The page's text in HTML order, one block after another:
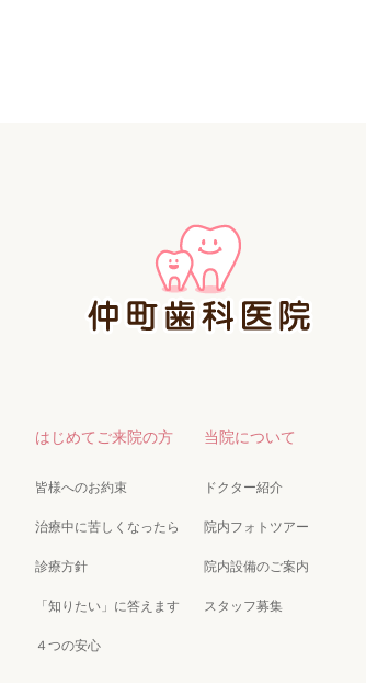
はじめてご来院の方
皆様へのお約束
治療中に苦しくなったら
診療方針
「知りたい」に答えます
４つの安心
当院について
ドクター紹介
院内フォトツアー
院内設備のご案内
スタッフ募集